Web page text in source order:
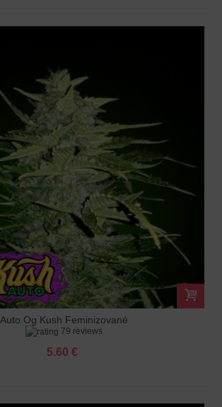
Auto Og Kush Feminizované
79 reviews
5.60 €